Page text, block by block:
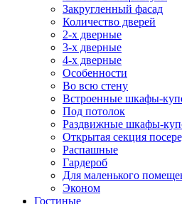
Закругленный фасад
Количество дверей
2-х дверные
3-х дверные
4-х дверные
Особенности
Во всю стену
Встроенные шкафы-
Под потолок
Раздвижные шкафы-
Открытая секция
Распашные
Гардероб
Для маленького
Эконом
Гостиные